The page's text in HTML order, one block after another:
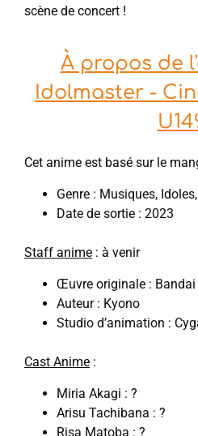
scène de concert !
À propos de
Idolmaster -
Cet anime est basé sur le
Genre : Musiques,
Date de sortie : 2023
Staff anime : à venir
Œuvre originale : Bandai
Auteur : Kyono
Studio d’animation :
Cast Anime :
Miria Akagi : ?
Arisu Tachibana : ?
Risa Matoba : ?